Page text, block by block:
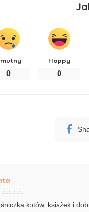
0
Happy
0
kotów, książek i